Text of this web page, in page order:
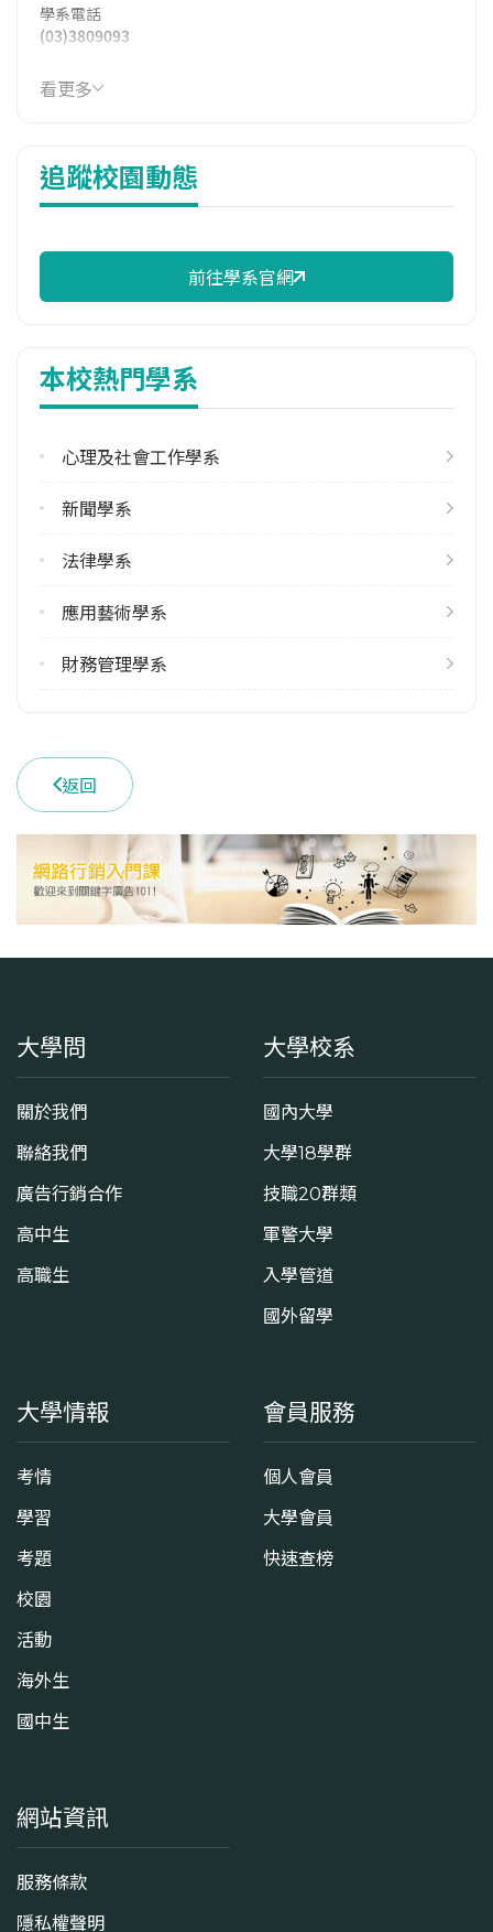
學系電話
(03)3809093
學系地址
桃園市大溪區石園路75號
看更多
追蹤校園動態
前往學系官網
本校熱門學系
心理及社會工作學系
新聞學系
法律學系
應用藝術學系
財務管理學系
返回
大學問
關於我們
聯絡我們
廣告行銷合作
高中生
高職生
大學校系
國內大學
大學18學群
技職20群類
軍警大學
入學管道
國外留學
大學情報
考情
學習
考題
校園
活動
海外生
國中生
會員服務
個人會員
大學會員
快速查榜
網站資訊
服務條款
隱私權聲明